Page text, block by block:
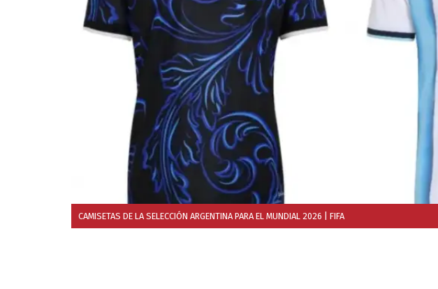
CAMISETAS DE LA SELECCIÓN ARGENTINA PARA EL MUNDIAL 2026 | FIFA